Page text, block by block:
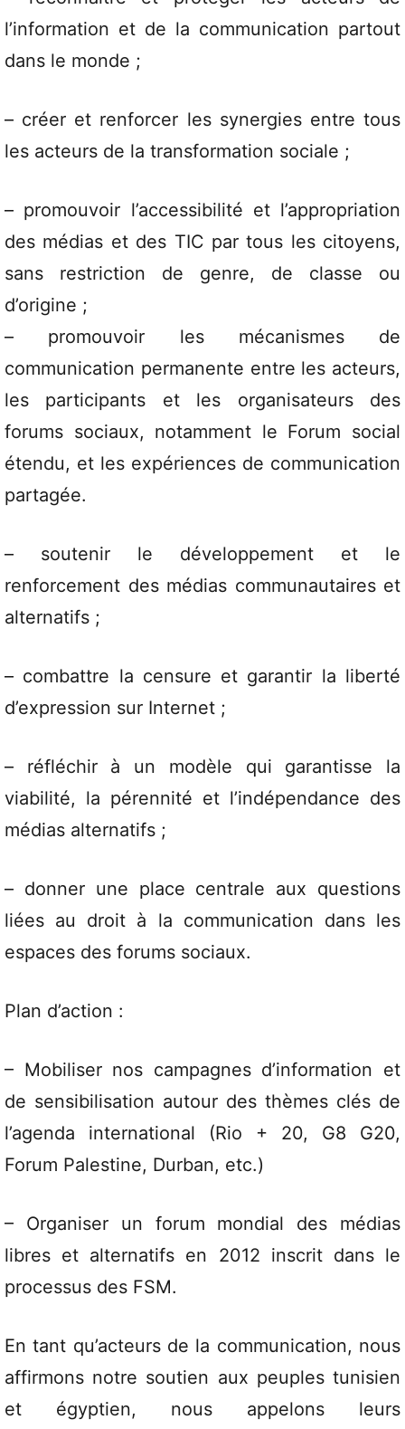
l’information et de la communication partout
dans le monde ;
– créer et renforcer les synergies entre tous
les acteurs de la transformation sociale ;
– promouvoir l’accessibilité et l’appropriation
des médias et des TIC par tous les citoyens,
sans restriction de genre, de classe ou
d’origine ;
– promouvoir les mécanismes de
communication permanente entre les acteurs,
les participants et les organisateurs des
forums sociaux, notamment le Forum social
étendu, et les expériences de communication
partagée.
– soutenir le développement et le
renforcement des médias communautaires et
alternatifs ;
– combattre la censure et garantir la liberté
d’expression sur Internet ;
– réfléchir à un modèle qui garantisse la
viabilité, la pérennité et l’indépendance des
médias alternatifs ;
– donner une place centrale aux questions
liées au droit à la communication dans les
espaces des forums sociaux.
Plan d’action :
– Mobiliser nos campagnes d’information et
de sensibilisation autour des thèmes clés de
l’agenda international (Rio + 20, G8 G20,
Forum Palestine, Durban, etc.)
– Organiser un forum mondial des médias
libres et alternatifs en 2012 inscrit dans le
processus des FSM.
En tant qu’acteurs de la communication, nous
affirmons notre soutien aux peuples tunisien
et égyptien, nous appelons leurs